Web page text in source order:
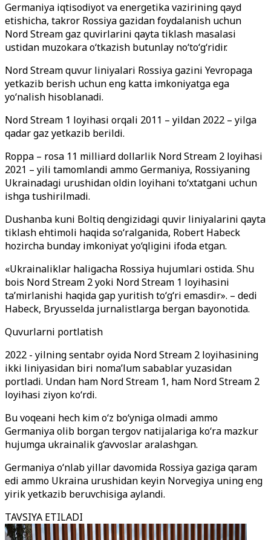
Germaniya iqtisodiyot va energetika vazirining qayd
etishicha, takror Rossiya gazidan foydalanish uchun
Nord Stream gaz quvirlarini qayta tiklash masalasi
ustidan muzokara o‘tkazish butunlay no‘to‘g‘ridir.
Nord Stream quvur liniyalari Rossiya gazini Yevropaga
yetkazib berish uchun eng katta imkoniyatga ega
yo‘nalish hisoblanadi.
Nord Stream 1 loyihasi orqali 2011 – yildan 2022 – yilga
qadar gaz yetkazib berildi.
Roppa – rosa 11 milliard dollarlik Nord Stream 2 loyihasi
2021 – yili tamomlandi ammo Germaniya, Rossiyaning
Ukrainadagi urushidan oldin loyihani to‘xtatgani uchun
ishga tushirilmadi.
Dushanba kuni Boltiq dengizidagi quvir liniyalarini qayta
tiklash ehtimoli haqida so‘ralganida, Robert Habeck
hozircha bunday imkoniyat yo‘qligini ifoda etgan.
«Ukrainaliklar haligacha Rossiya hujumlari ostida. Shu
bois Nord Stream 2 yoki Nord Stream 1 loyihasini
ta’mirlanishi haqida gap yuritish to‘g‘ri emasdir». – dedi
Habeck, Bryusselda jurnalistlarga bergan bayonotida.
Quvurlarni portlatish
2022 - yilning sentabr oyida Nord Stream 2 loyihasining
ikki liniyasidan biri noma’lum sabablar yuzasidan
portladi. Undan ham Nord Stream 1, ham Nord Stream 2
loyihasi ziyon ko‘rdi.
Bu voqeani hech kim o‘z bo‘yniga olmadi ammo
Germaniya olib borgan tergov natijalariga ko‘ra mazkur
hujumga ukrainalik g‘avvoslar aralashgan.
Germaniya o‘nlab yillar davomida Rossiya gaziga qaram
edi ammo Ukraina urushidan keyin Norvegiya uning eng
yirik yetkazib beruvchisiga aylandi.
TAVSIYA ETILADI